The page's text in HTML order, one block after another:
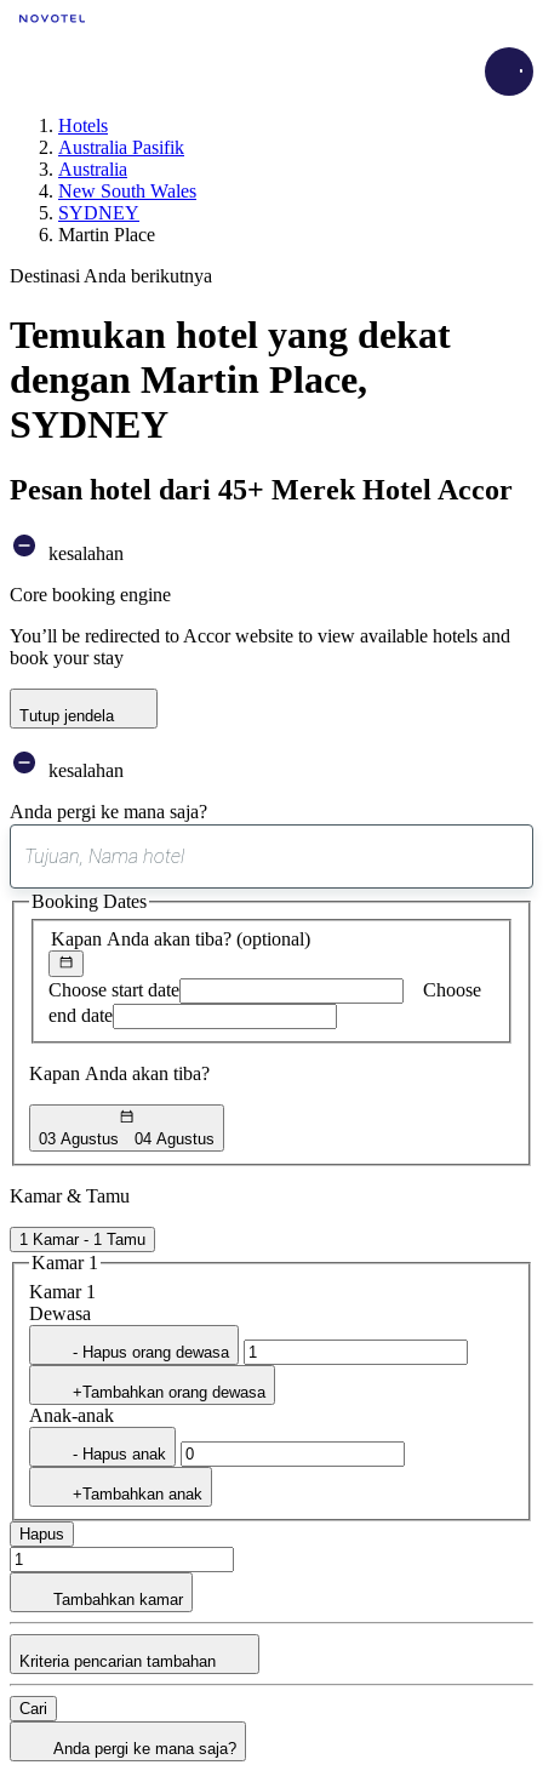
Hotels
Australia Pasifik
Australia
New South Wales
SYDNEY
Martin Place
Destinasi Anda berikutnya
Temukan hotel yang dekat
dengan Martin Place,
SYDNEY
Pesan hotel dari 45+ Merek Hotel Accor
kesalahan
Core booking engine
You’ll be redirected to Accor website to view available hotels and
book your stay
Tutup jendela
kesalahan
Anda pergi ke mana saja?
saran
ditemukan
Kapan Anda akan tiba? (optional)
Choose start date
Choose
end date
Kapan Anda akan tiba?
03 Agustus 04 Agustus
Booking Dates
Kamar & Tamu
1 Kamar - 1 Tamu
Kamar 1
Kamar 1
Dewasa
- Hapus orang dewasa
+Tambahkan orang dewasa
Anak-anak
- Hapus anak
+Tambahkan anak
Hapus
Tambahkan kamar
Kriteria pencarian tambahan
Cari
Anda pergi ke mana saja?